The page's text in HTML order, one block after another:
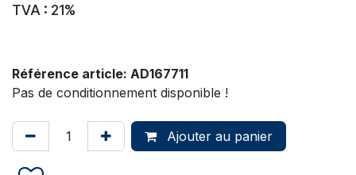
TVA : 21%
Référence article: AD167711
Pas de conditionnement disponible !
Ajouter au panier